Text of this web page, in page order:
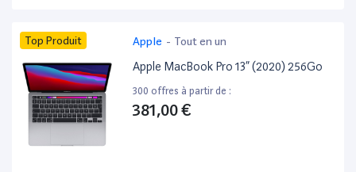
Top Produit Apple - Tout en un
Apple MacBook Pro 13” (2020) 256Go
300 offres à partir de :
381,00 €